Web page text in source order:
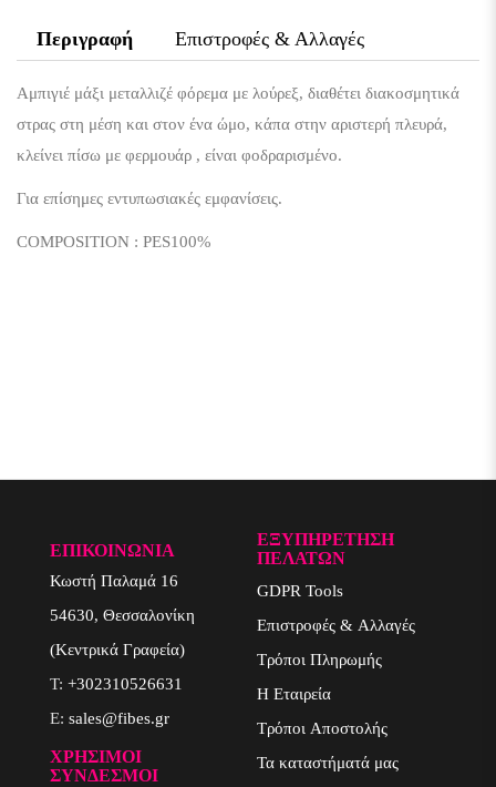
Περιγραφή Επιστροφές & Αλλαγές
Αμπιγιέ μάξι μεταλλιζέ φόρεμα με λούρεξ, διαθέτει διακοσμητικά
στρας στη μέση και στον ένα ώμο, κάπα στην αριστερή πλευρά,
κλείνει πίσω με φερμουάρ , είναι φοδραρισμένο.
Για επίσημες εντυπωσιακές εμφανίσεις.
COMPOSITION : PES100%
ΕΠΙΚΟΙΝΩΝΙΑ
Κωστή Παλαμά 16
54630, Θεσσαλονίκη
(Κεντρικά Γραφεία)
T: +302310526631
E: sales@fibes.gr
ΧΡΉΣΙΜΟΙ
ΣΎΝΔΕΣΜΟΙ
ΕΞΥΠΗΡΈΤΗΣΗ
ΠΕΛΑΤΏΝ
GDPR Tools
Επιστροφές & Αλλαγές
Τρόποι Πληρωμής
Η Εταιρεία
Τρόποι Αποστολής
Τα καταστήματά μας